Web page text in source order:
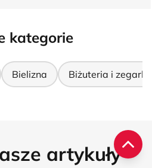
kategorie
Bielizna Biżuteria i zegarki
artykuły